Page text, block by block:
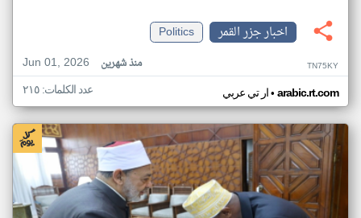
اخبار جزر القمر
Politics
Jun 01, 2026
منذ شهرين TN75KY
ار تي عربي• arabic.rt.com عدد الكلمات: ٢١٥